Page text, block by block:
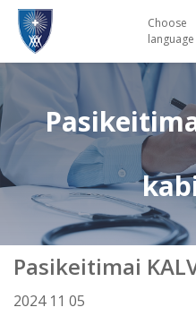
Kaip tapti
Gydytojų
tvarka
Vairuotojų
Bendrosios
gydytojų
Leipalingio
Viečiūnų
Skiepai
Choose
language
Pasikeitimai
2024 11 05